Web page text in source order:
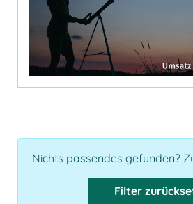
Nichts passendes gefunden?
Filter